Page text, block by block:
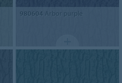
980604 Arbor purple